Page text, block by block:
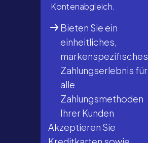
Kontenabgleich.
Bieten Sie ein
einheitliches,
markenspezifisches
Zahlungserlebnis für
alle
Zahlungsmethoden
Ihrer Kunden
Akzeptieren Sie